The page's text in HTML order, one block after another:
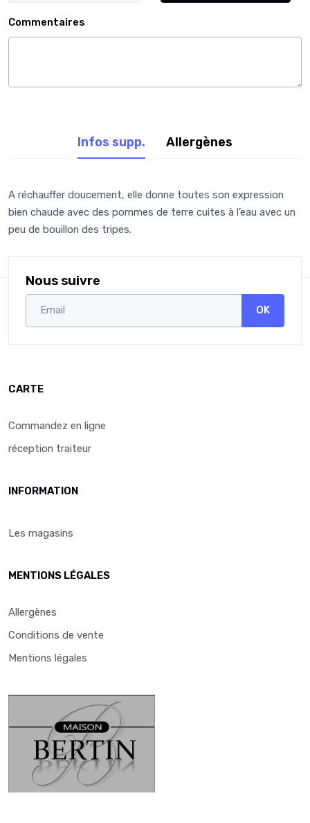
Commentaires
Infos supp. Allergènes
A réchauffer doucement, elle donne toutes son expression
bien chaude avec des pommes de terre cuites à l’eau avec un
peu de bouillon des tripes.
Nous suivre
OK
CARTE
Commandez en ligne
réception traiteur
INFORMATION
Les magasins
MENTIONS LÉGALES
Allergènes
Conditions de vente
Mentions légales